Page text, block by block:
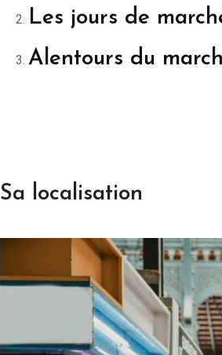
Les jours de
Alentours du
Sa localisation